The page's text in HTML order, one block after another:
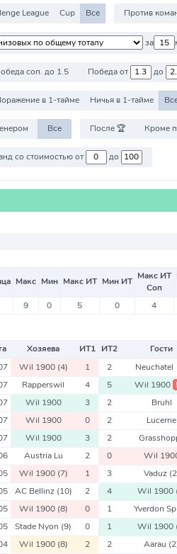
League Cup Все
за
соп. до 1.5 Победа от до
в 1-тайме Ничья в 1-тайме
Все После 🏆 Кроме
Против команд со стоимостью от до
Макс Мин Макс ИТ Мин ИТ Макс ИТ
Соп
9 0 5 0 4
Хозяева ИТ1 ИТ2 Гости
Wil 1900 (4) 1 2 Neuchatel
Rapperswil 4 5 Wil 1900
Wil 1900 3 2 Bruhl
Wil 1900 0 2 Lucerne
Wil 1900 3 2
Austria Lu 2 0 Wil
Wil 1900 (7) 1 3 Vaduz
AC Bellinz (10) 2 4 Wil 1900
Wil 1900 (8) 0 1 Yverdon Sp
Stade Nyon (9) 0 1 Wil 1900
Wil 1900 (8) 2 2 Aarau